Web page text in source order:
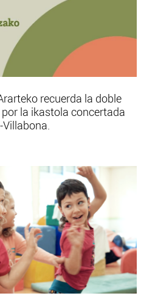
recuerda la doble
la ikastola concertada